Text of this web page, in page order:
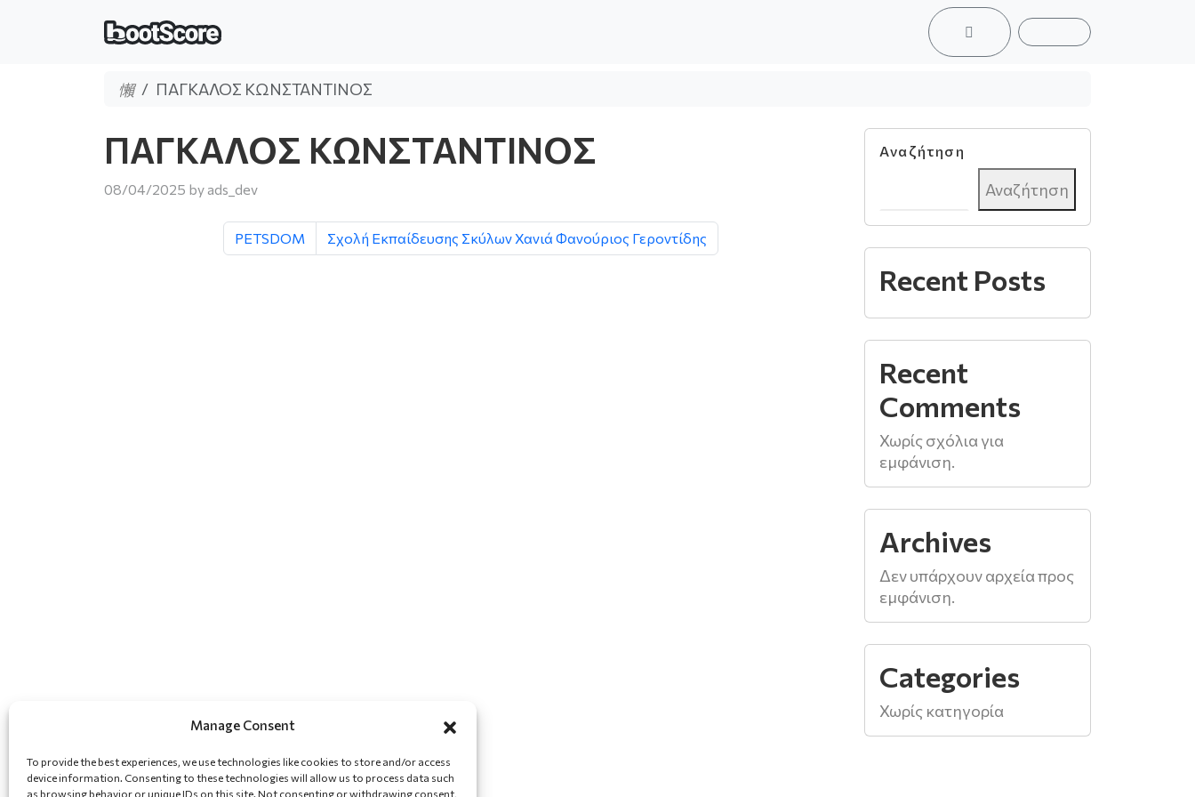
Manage Consent
To provide the best experiences, we use technologies like cookies to store and/or access
device information. Consenting to these technologies will allow us to process data such
as browsing behavior or unique IDs on this site. Not consenting or withdrawing consent,
ACCOUNT
CART
ΠΑΓΚΑΛΟΣ ΚΩΝΣΤΑΝΤΙΝΟΣ
ΠΑΓΚΑΛΟΣ ΚΩΝΣΤΑΝΤΙΝΟΣ
08/04/2025 by ads_dev
PETSDOM Σχολή Εκπαίδευσης Σκύλων Χανιά Φανούριος Γεροντίδης
Αναζήτηση
Αναζήτηση
Recent Posts
Recent
Comments
Χωρίς σχόλια για
εμφάνιση.
Archives
Δεν υπάρχουν αρχεία προς
εμφάνιση.
Categories
Χωρίς κατηγορία